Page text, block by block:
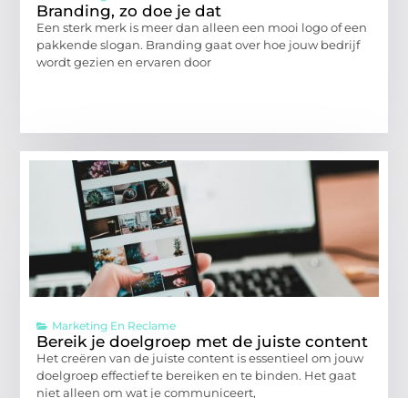
Branding, zo doe je dat
Een sterk merk is meer dan alleen een mooi logo of een
pakkende slogan. Branding gaat over hoe jouw bedrijf
wordt gezien en ervaren door
Marketing En Reclame
Bereik je doelgroep met de juiste content
Het creëren van de juiste content is essentieel om jouw
doelgroep effectief te bereiken en te binden. Het gaat
niet alleen om wat je communiceert,